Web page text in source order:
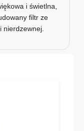
i świetlna,
filtr ze
nierdzewnej.